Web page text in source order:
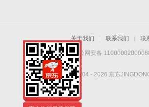
关于我们 联系我们 联
京公网安备
Copyright © 2004 - 2026 京东
为职业工作者定制